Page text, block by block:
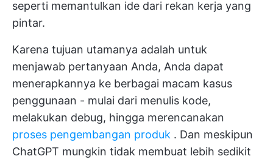
seperti memantulkan ide dari rekan kerja yang
pintar.
Karena tujuan utamanya adalah untuk
menjawab pertanyaan Anda, Anda dapat
menerapkannya ke berbagai macam kasus
penggunaan - mulai dari menulis kode,
melakukan debug, hingga merencanakan
proses pengembangan produk . Dan meskipun
ChatGPT mungkin tidak membuat lebih sedikit